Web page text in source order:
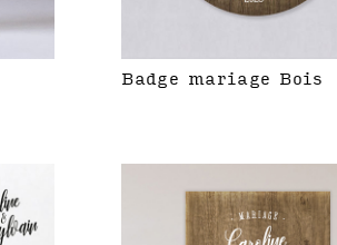
Badge mariage Bois